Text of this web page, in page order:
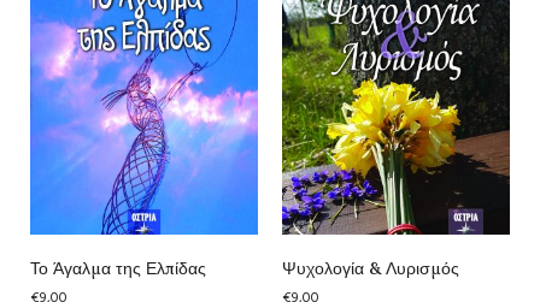
Το Άγαλμα της Ελπίδας Ψυχολογία & Λυρισμός